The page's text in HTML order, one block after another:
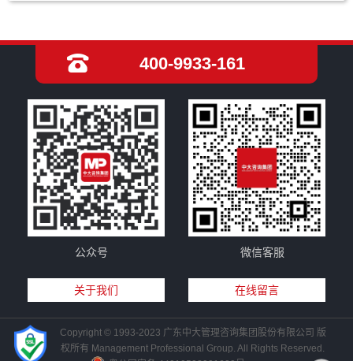
400-9933-161
公众号 微信客服
关于我们 在线留言
Copyright © 1993-2023 广东中大管理咨询集团股份有限公司 版
权所有 Management Professional Group. All Rights Reserved.